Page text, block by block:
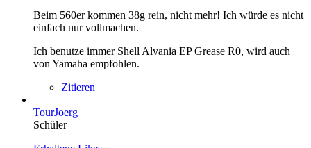
Beim 560er kommen 38g rein, nicht mehr! Ich würde es nicht
einfach nur vollmachen.
Ich benutze immer Shell Alvania EP Grease R0, wird auch
von Yamaha empfohlen.
Zitieren
TourJoerg
Schüler